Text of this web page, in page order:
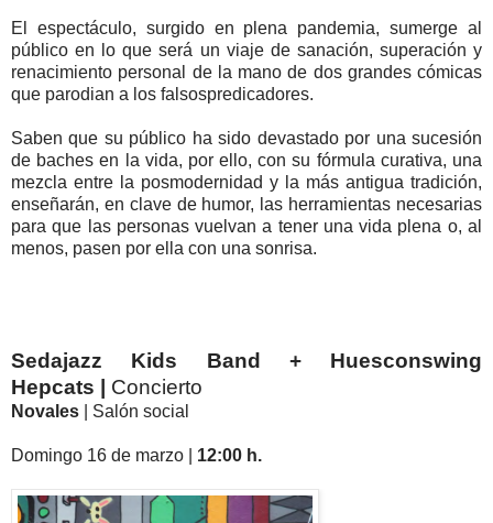
El espectáculo, surgido en plena pandemia, sumerge al
público en lo que será un viaje de sanación, superación y
renacimiento personal de la mano de dos grandes cómicas
que parodian a los falsospredicadores.
Saben que su público ha sido devastado por una sucesión
de baches en la vida, por ello, con su fórmula curativa, una
mezcla entre la posmodernidad y la más antigua tradición,
enseñarán, en clave de humor, las herramientas necesarias
para que las personas vuelvan a tener una vida plena o, al
menos, pasen por ella con una sonrisa.
Sedajazz Kids Band + Huesconswing
Hepcats | Concierto
Novales | Salón social
Domingo 16 de marzo | 12:00 h.